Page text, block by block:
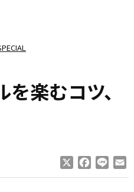
楽むコツ、
Facebook
Line